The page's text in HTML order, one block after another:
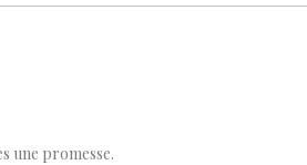
une promesse.